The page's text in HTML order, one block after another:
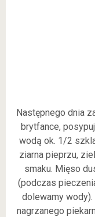
Następnego dnia
brytfance,
wodą ok. 1/2
ziarna pieprzu,
smaku. Mięso
(podczas
dolewamy wody).
nagrzanego